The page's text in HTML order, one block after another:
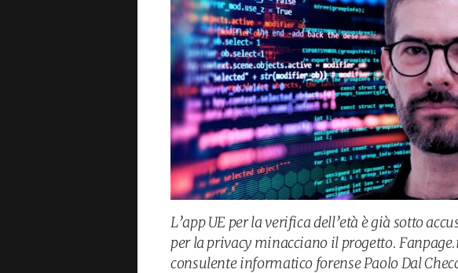
L’app UE per la verifica dell’età è già sotto
per la privacy minacciano il progetto.
consulente informatico forense Paolo Dal